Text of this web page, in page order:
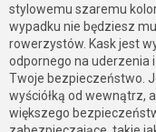
stylowemu szaremu
wypadku nie będziesz
rowerzystów. Kask jest
odpornego na uderzenia
Twoje bezpieczeństwo.
wyściółką od wewnątrz,
większego